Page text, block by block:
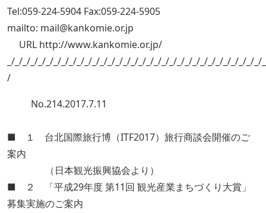
Tel:059-224-5904 Fax:059-224-5905
mailto: mail@kankomie.or.jp
URL http://www.kankomie.or.jp/
_/_/_/_/_/_/_/_/_/_/_/_/_/_/_/_/_/_/_/_/_/_/_/_/_/_/_/_/_/_/_/_/_/
/
No.214.2017.7.11
■ １ 台北国際旅行博（ITF2017）旅行商談会開催のご
案内
（日本観光振興協会より）
■ ２ 「平成29年度 第11回 観光産業まちづくり大賞」
募集実施のご案内